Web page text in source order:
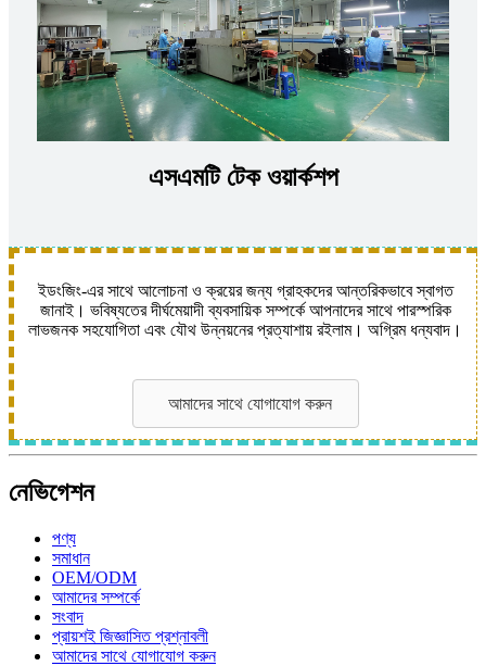
এসএমটি টেক ওয়ার্কশপ
ইডংজিং-এর সাথে আলোচনা ও ক্রয়ের জন্য গ্রাহকদের আন্তরিকভাবে স্বাগত
জানাই। ভবিষ্যতের দীর্ঘমেয়াদী ব্যবসায়িক সম্পর্কে আপনাদের সাথে পারস্পরিক
লাভজনক সহযোগিতা এবং যৌথ উন্নয়নের প্রত্যাশায় রইলাম। অগ্রিম ধন্যবাদ।
আমাদের সাথে যোগাযোগ করুন
নেভিগেশন
পণ্য
সমাধান
OEM/ODM
আমাদের সম্পর্কে
সংবাদ
প্রায়শই জিজ্ঞাসিত প্রশ্নাবলী
আমাদের সাথে যোগাযোগ করুন